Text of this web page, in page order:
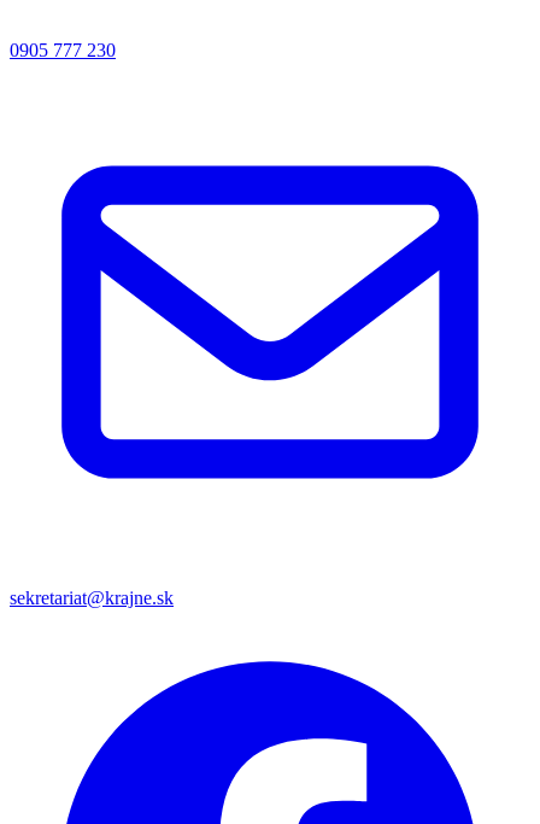
0905 777 230
sekretariat@krajne.sk